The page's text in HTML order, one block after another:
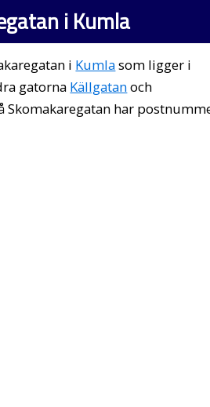
i Kumla
i Kumlasom ligger i
gatorna Källgatanoch
Skomakaregatan har